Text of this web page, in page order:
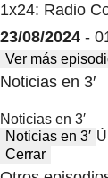
1x24: Radio
23/08/2024 -
Ver más
Noticias en 3′
Noticias en 3′
Noticias en 3′
Cerrar